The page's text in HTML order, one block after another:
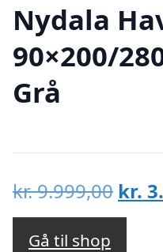
Nydala
90×200/
Grå
kr.9.999,00 Den
kr.
Gå til shop